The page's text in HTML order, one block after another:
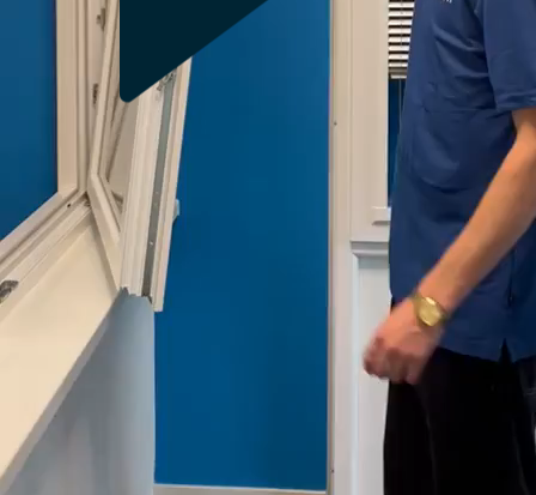
Service en garantie